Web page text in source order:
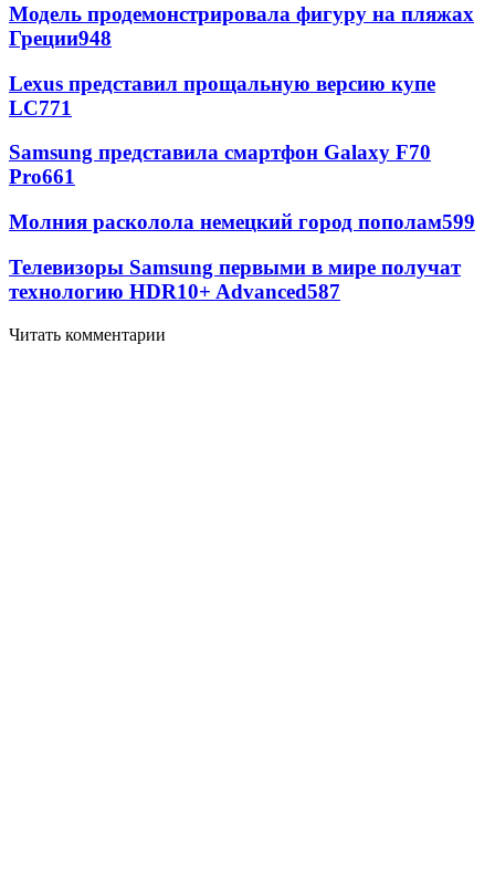
Модель продемонстрировала фигуру на пляжах
Греции948
Lexus представил прощальную версию купе
LC771
Samsung представила смартфон Galaxy F70
Pro661
Молния расколола немецкий город пополам599
Телевизоры Samsung первыми в мире получат
технологию HDR10+ Advanced587
Читать комментарии